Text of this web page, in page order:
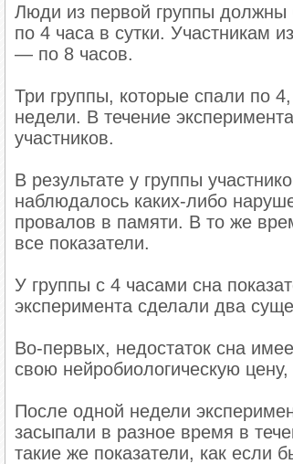
Люди из первой группы должны
по 4 часа в сутки. Участникам
— по 8 часов.
Три группы, которые спали по
недели. В течение
участников.
В результате у группы
наблюдалось каких-либо
провалов в памяти. В то же
все показатели.
У группы с 4 часами сна
эксперимента сделали два
Во-первых, недостаток сна
свою нейробиологическую
После одной недели
засыпали в разное время в
такие же показатели, как если